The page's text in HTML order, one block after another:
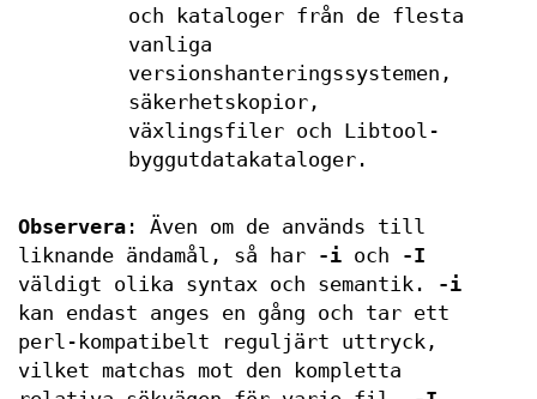
och kataloger från de flesta
vanliga
versionshanteringssystemen,
säkerhetskopior,
växlingsfiler och Libtool-
byggutdatakataloger.
Observera : Även om de används till
liknande ändamål, så har
-i och
-I
väldigt olika syntax och semantik.
-i
kan endast anges en gång och tar ett
perl-kompatibelt reguljärt uttryck,
vilket matchas mot den kompletta